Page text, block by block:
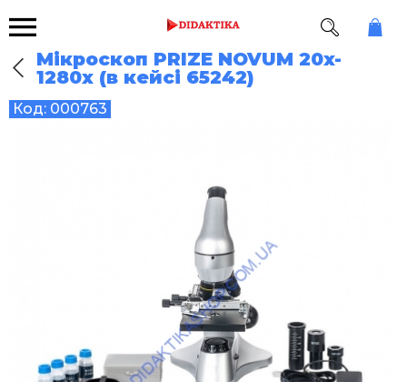
Мікроскоп PRIZE NOVUM 20x-
1280x (в кейсі 65242)
Код: 000763